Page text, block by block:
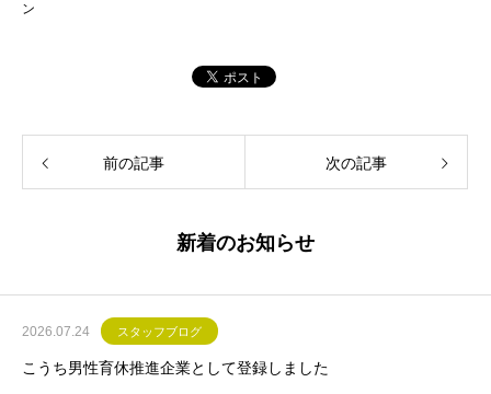
ン
前の記事 次の記事
新着のお知らせ
2026.07.24 スタッフブログ
こうち男性育休推進企業として登録しました